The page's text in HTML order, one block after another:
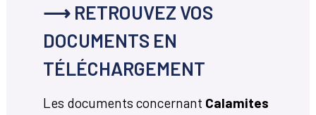
⟶ RETROUVEZ VOS
DOCUMENTS EN
TÉLÉCHARGEMENT
Les documents concernant Calamites